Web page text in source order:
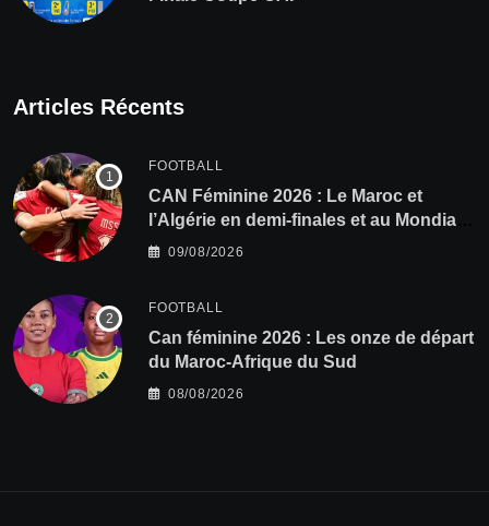
Articles Récents
FOOTBALL
CAN Féminine 2026 : Le Maroc et
l’Algérie en demi-finales et au Mondial
2027 !
09/08/2026
FOOTBALL
‎Can féminine 2026 : Les onze de départ
du Maroc-Afrique du Sud
08/08/2026